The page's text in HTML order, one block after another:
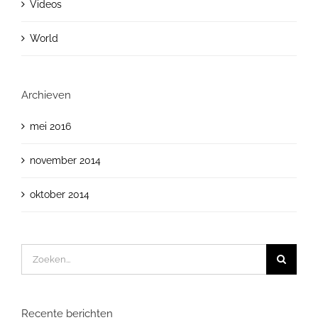
Videos
World
Archieven
mei 2016
november 2014
oktober 2014
Zoeken
naar:
Recente berichten